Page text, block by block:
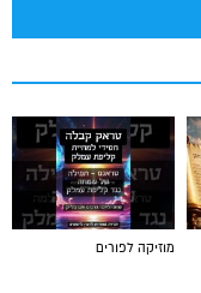
מוזיקה לפורים